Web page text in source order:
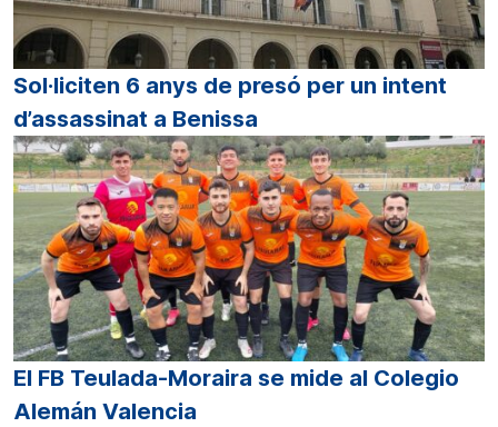
Sol·liciten 6 anys de presó per un intent
d’assassinat a Benissa
El FB Teulada-Moraira se mide al Colegio
Alemán Valencia